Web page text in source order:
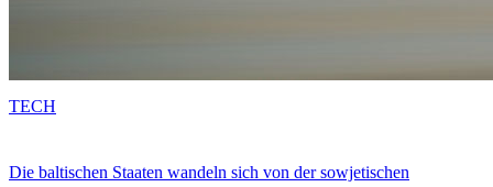
Die baltischen Staaten wandeln sich von der sowjetischen
TECH